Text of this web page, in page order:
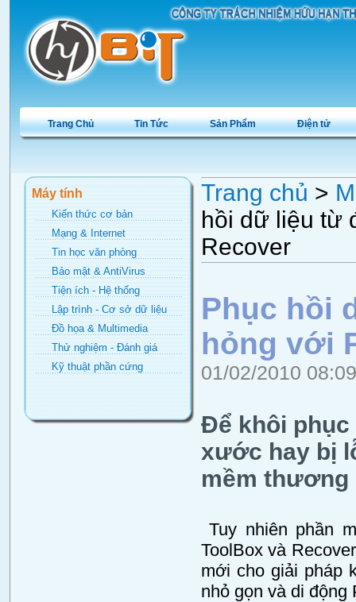
Trang Chủ Tin Tức Sản Phẩm Điện tử
Máy tính
Kiến thức cơ bản
Mạng & Internet
Tin học văn phòng
Bảo mật & AntiVirus
Tiện ích - Hệ thống
Lập trình - Cơ sở dữ liệu
Đồ họa & Multimedia
Thử nghiệm - Đánh giá
Kỹ thuật phần cứng
Trang chủ >
hồi dữ liệu từ
Recover
Phục hồi
hỏng với
01/02/2010
Để khôi phục
xước hay bị
mềm thương
Tuy nhiên phần
ToolBox và
mới cho giải pháp
nhỏ gọn và di động